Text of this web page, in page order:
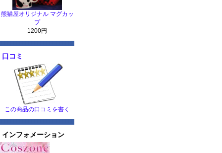
熊猫屋オリジナル マグカッ
プ
1200円
口コミ
この商品の口コミを書く
インフォメーション